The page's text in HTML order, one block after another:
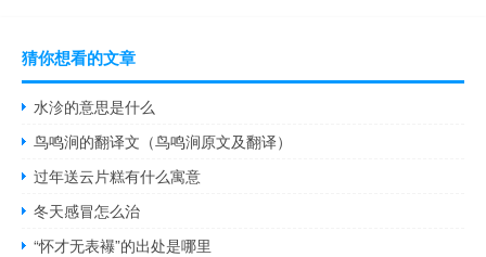
猜你想看的文章
水沴的意思是什么
鸟鸣涧的翻译文（鸟鸣涧原文及翻译）
过年送云片糕有什么寓意
冬天感冒怎么治
“怀才无表襮”的出处是哪里